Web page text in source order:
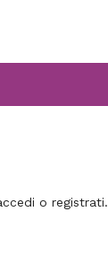
o registrati.